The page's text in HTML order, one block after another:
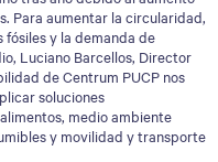
Para aumentar la circularidad,
y la demanda de
Luciano Barcellos, Director
de Centrum PUCP nos
soluciones
medio ambiente
y movilidad y transporte